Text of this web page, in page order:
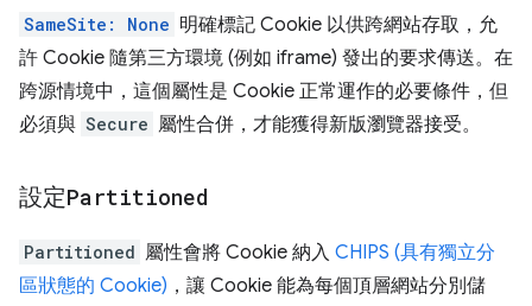
SameSite: None 明確標記 Cookie 以供跨網站存取，允
許 Cookie 隨第三方環境 (例如 iframe) 發出的要求傳送。在
跨源情境中，這個屬性是 Cookie 正常運作的必要條件，但
必須與 Secure 屬性合併，才能獲得新版瀏覽器接受。
設定Partitioned
Partitioned 屬性會將 Cookie 納入 CHIPS (具有獨立分
區狀態的 Cookie) ，讓 Cookie 能為每個頂層網站分別儲